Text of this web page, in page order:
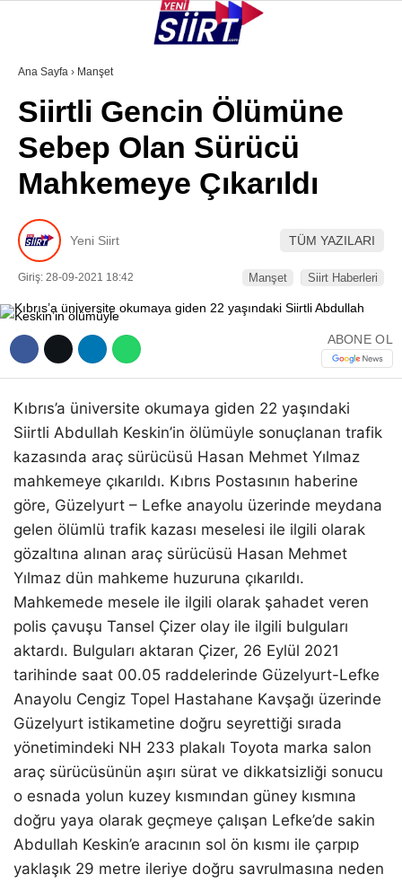
WhatsApp İhbar Hattı
Facebook
Instagram
Youtube
KURTALAN
ERUH
BAYKAN
PERVARI
GÜNDEM
NÖBETÇI ECZANELER
Ana Sayfa › Manşet
Siirtli Gencin Ölümüne
Sebep Olan Sürücü
Mahkemeye Çıkarıldı
Yeni Siirt TÜM YAZILARI
Giriş: 28-09-2021 18:42 Manşet Siirt Haberleri
ABONE OL
Kıbrıs’a üniversite okumaya giden 22 yaşındaki
Siirtli Abdullah Keskin’in ölümüyle sonuçlanan trafik
kazasında araç sürücüsü Hasan Mehmet Yılmaz
mahkemeye çıkarıldı. Kıbrıs Postasının haberine
göre, Güzelyurt – Lefke anayolu üzerinde meydana
gelen ölümlü trafik kazası meselesi ile ilgili olarak
gözaltına alınan araç sürücüsü Hasan Mehmet
Yılmaz dün mahkeme huzuruna çıkarıldı.
Mahkemede mesele ile ilgili olarak şahadet veren
polis çavuşu Tansel Çizer olay ile ilgili bulguları
aktardı. Bulguları aktaran Çizer, 26 Eylül 2021
tarihinde saat 00.05 raddelerinde Güzelyurt-Lefke
Anayolu Cengiz Topel Hastahane Kavşağı üzerinde
Güzelyurt istikametine doğru seyrettiği sırada
yönetimindeki NH 233 plakalı Toyota marka salon
araç sürücüsünün aşırı sürat ve dikkatsizliği sonucu
o esnada yolun kuzey kısmından güney kısmına
doğru yaya olarak geçmeye çalışan Lefke’de sakin
Abdullah Keskin’e aracının sol ön kısmı ile çarpıp
yaklaşık 29 metre ileriye doğru savrulmasına neden